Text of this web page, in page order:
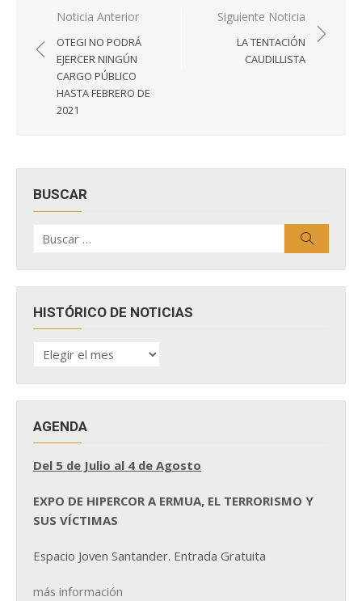
Navegación
de
entradas
Noticia Anterior
OTEGI NO PODRÁ
EJERCER NINGÚN
CARGO PÚBLICO
HASTA FEBRERO DE
2021
Siguiente Noticia
LA TENTACIÓN
CAUDILLISTA
BUSCAR
por:
HISTÓRICO DE NOTICIAS
HISTÓRICO
DE
AGENDA
Del 5 de Julio al 4 de Agosto
EXPO DE HIPERCOR A ERMUA, EL TERRORISMO Y
SUS VÍCTIMAS
Espacio Joven Santander. Entrada Gratuita
más información